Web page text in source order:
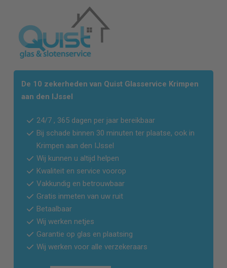
De 10 zekerheden van Quist Glasservice Krimpen
aan den IJssel
24/7 , 365 dagen per jaar bereikbaar
Bij schade binnen 30 minuten ter plaatse, ook in
Krimpen aan den IJssel
Wij kunnen u altijd helpen
Kwaliteit en service voorop
Vakkundig en betrouwbaar
Gratis inmeten van uw ruit
Betaalbaar
Wij werken netjes
Garantie op glas en plaatsing
Wij werken voor alle verzekeraars